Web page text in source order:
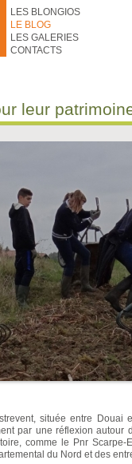
LES BLONGIOS
LE BLOG
LES GALERIES
CONTACTS
leur
située entre
par une réflexion autour
comme le Pnr
du Nord et des